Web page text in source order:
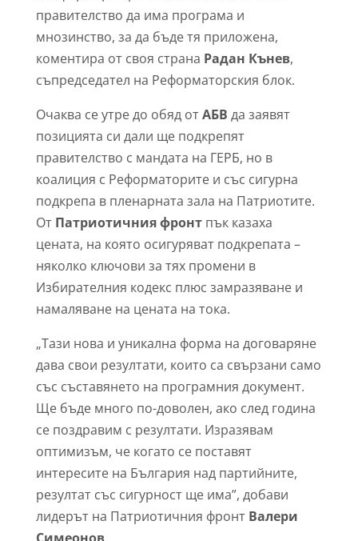
правителство да има програма и
мнозинство, за да бъде тя приложена,
коментира от своя страна Радан Кънев,
съпредседател на Реформаторския блок.
Очаква се утре до обяд отАБВ да заявят
позицията си дали ще подкрепят
правителство с мандата на ГЕРБ, но в
коалиция с Реформаторите и със сигурна
подкрепа в пленарната зала на Патриотите.
От Патриотичния фронтпък казаха
цената, на която осигуряват подкрепата –
няколко ключови за тях промени в
Избирателния кодекс плюс замразяване и
намаляване на цената на тока.
„Тази нова и уникална форма на договаряне
дава свои резултати, които са свързани само
със съставянето на програмния документ.
Ще бъде много по-доволен, ако след година
се поздравим с резултати. Изразявам
оптимизъм, че когато се поставят
интересите на България над партийните,
резултат със сигурност ще има”, добави
лидерът на Патриотичния фронт Валери